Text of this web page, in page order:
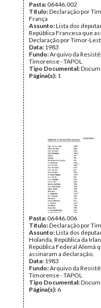
Pasta:06446.002
Título:Declaração por
França
Assunto:Lista dos
República Francesa que
Declaração por Timor-
Data: 1983
Fundo:Arquivo da
Timorense - TAPOL
Tipo Documental:
Página(s): 1
Pasta:06446.006
Título:Declaração por
Assunto:Lista dos
Holanda, República da
República Federal Alemã
assinaram a declaração.
Data: 1983
Fundo:Arquivo da
Timorense - TAPOL
Tipo Documental:
Página(s): 6